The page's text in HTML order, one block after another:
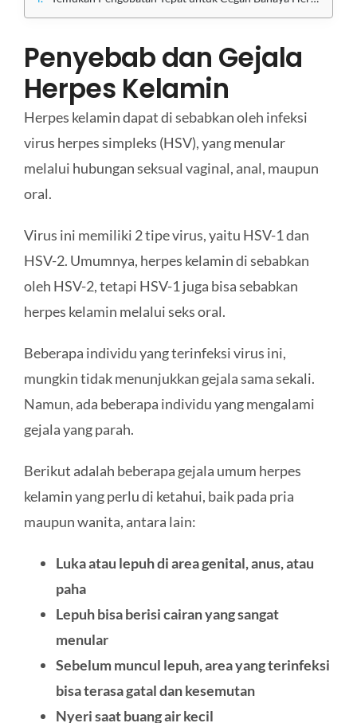
Penyebab dan Gejala
Herpes Kelamin
Herpes kelamin dapat di sebabkan oleh infeksi
virus herpes simpleks (HSV), yang menular
melalui hubungan seksual vaginal, anal, maupun
oral.
Virus ini memiliki 2 tipe virus, yaitu HSV-1 dan
HSV-2. Umumnya, herpes kelamin di sebabkan
oleh HSV-2, tetapi HSV-1 juga bisa sebabkan
herpes kelamin melalui seks oral.
Beberapa individu yang terinfeksi virus ini,
mungkin tidak menunjukkan gejala sama sekali.
Namun, ada beberapa individu yang mengalami
gejala yang parah.
Berikut adalah beberapa gejala umum herpes
kelamin yang perlu di ketahui, baik pada pria
maupun wanita, antara lain:
Luka atau lepuh di area genital, anus, atau
paha
Lepuh bisa berisi cairan yang sangat
menular
Sebelum muncul lepuh, area yang terinfeksi
bisa terasa gatal dan kesemutan
Nyeri saat buang air kecil